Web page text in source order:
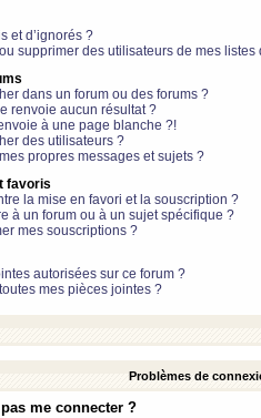
et d’ignorés ?
supprimer des utilisateurs de mes listes
dans un forum ou des forums ?
renvoie aucun résultat ?
à une page blanche ?!
des utilisateurs ?
propres messages et sujets ?
favoris
la mise en favori et la souscription ?
à un forum ou à un sujet spécifique ?
mes souscriptions ?
autorisées sur ce forum ?
mes pièces jointes ?
Problèmes de
me connecter ?